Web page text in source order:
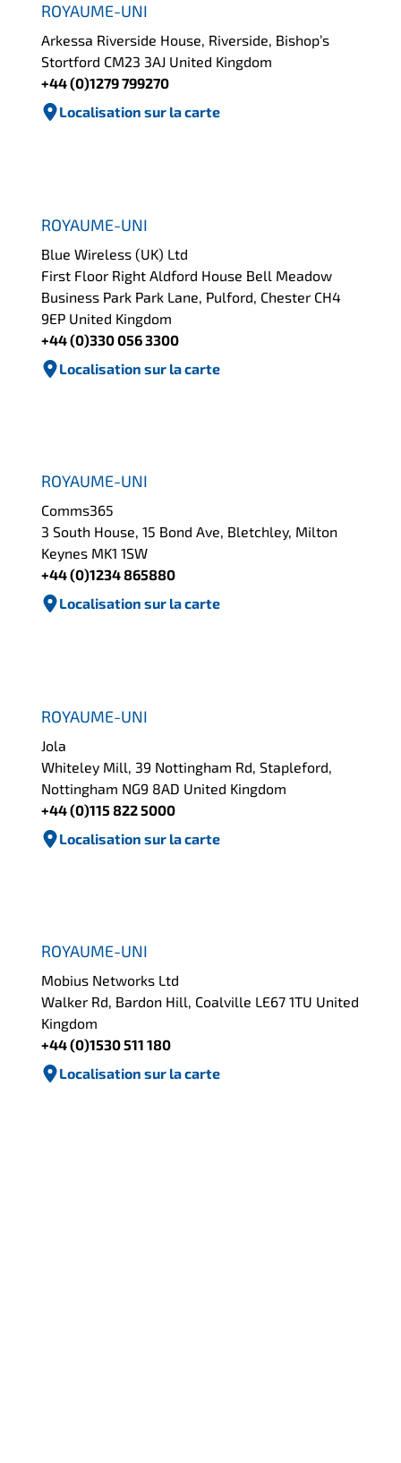
ROYAUME-UNI
Arkessa Riverside House, Riverside, Bishop’s
Stortford CM23 3AJ United Kingdom
+44 (0)1279 799270
Localisation sur la carte
ROYAUME-UNI
Blue Wireless (UK) Ltd
First Floor Right Aldford House Bell Meadow
Business Park Park Lane, Pulford, Chester CH4
9EP United Kingdom
+44 (0)330 056 3300
Localisation sur la carte
ROYAUME-UNI
Comms365
3 South House, 15 Bond Ave, Bletchley, Milton
Keynes MK1 1SW
+44 (0)1234 865880
Localisation sur la carte
ROYAUME-UNI
Jola
Whiteley Mill, 39 Nottingham Rd, Stapleford,
Nottingham NG9 8AD United Kingdom
+44 (0)115 822 5000
Localisation sur la carte
ROYAUME-UNI
Mobius Networks Ltd
Walker Rd, Bardon Hill, Coalville LE67 1TU United
Kingdom
+44 (0)1530 511 180
Localisation sur la carte